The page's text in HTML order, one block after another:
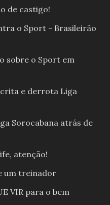
de castigo!
o Sport - Brasileirão
sobre o Sport em
e derrota Liga
Sorocabana atrás de
atenção!
um treinador
VIR para o bem